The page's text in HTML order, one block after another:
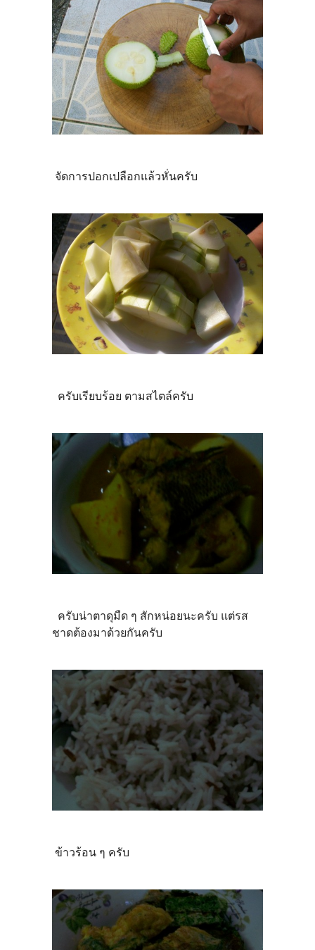
จัดการปอกเปลือกแล้วหั่นครับ
ครับเรียบร้อย ตามสไตล์ครับ
ครับน่าตาดุมืด ๆ สักหน่อยนะครับ แต่รส
ชาดต้องมาด้วยกันครับ
ข้าวร้อน ๆ ครับ